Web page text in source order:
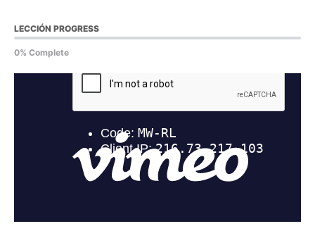
LECCIÓN PROGRESS
0% Complete